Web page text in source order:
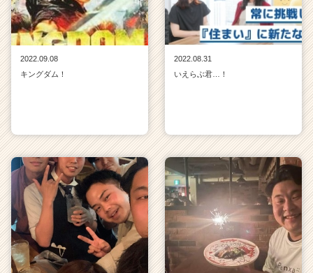
2022.09.08
キングダム！
2022.08.31
いえらぶ君…！